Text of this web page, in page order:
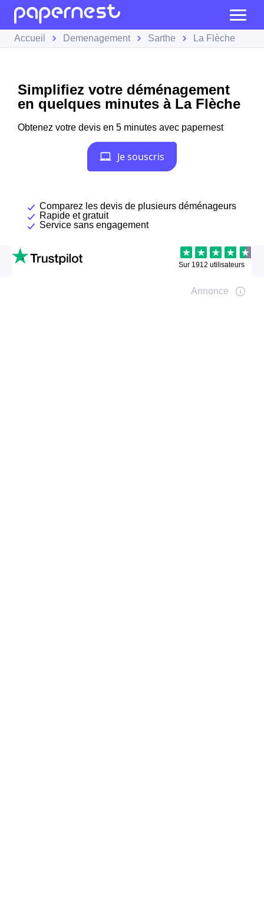
Accueil Demenagement Sarthe La Flèche